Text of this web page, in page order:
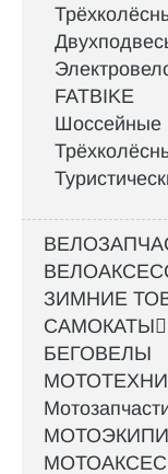
FATBIKE
Шоссейные
ЗИМНИЕ
САМОКАТЫ
БЕГОВЕЛЫ